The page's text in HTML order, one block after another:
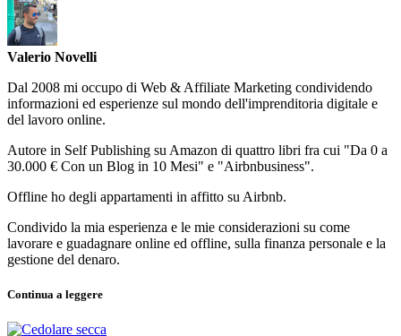
Valerio Novelli
Dal 2008 mi occupo di Web & Affiliate Marketing condividendo
informazioni ed esperienze sul mondo dell'imprenditoria digitale e
del lavoro online.
Autore in Self Publishing su Amazon di quattro libri fra cui "Da 0 a
30.000 € Con un Blog in 10 Mesi" e "Airbnbusiness".
Offline ho degli appartamenti in affitto su Airbnb.
Condivido la mia esperienza e le mie considerazioni su come
lavorare e guadagnare online ed offline, sulla finanza personale e la
gestione del denaro.
Continua a leggere